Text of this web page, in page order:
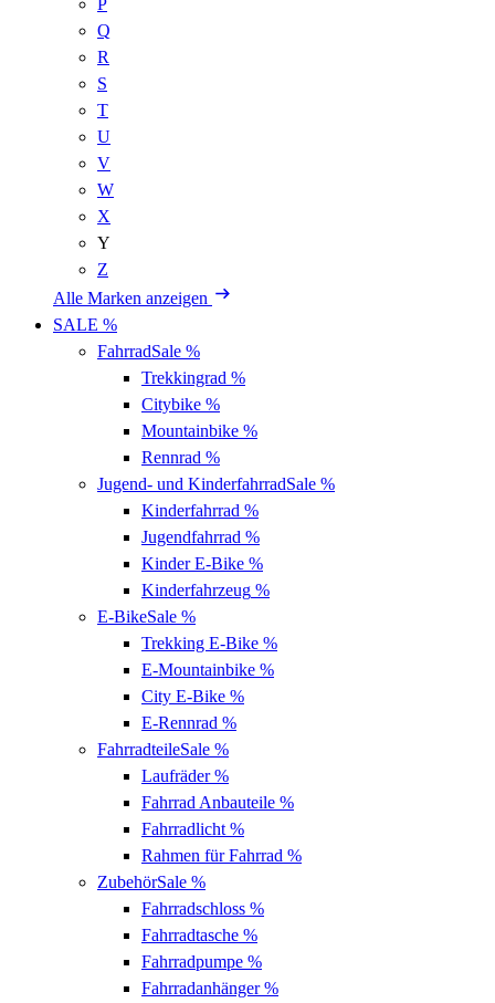
Q
R
S
T
U
V
W
X
Y
Z
Alle Marken anzeigen
SALE %
FahrradSale %
Trekkingrad %
Citybike %
Mountainbike %
Rennrad %
Jugend- und KinderfahrradSale %
Kinderfahrrad %
Jugendfahrrad %
Kinder E-Bike %
Kinderfahrzeug %
E-BikeSale %
Trekking E-Bike %
E-Mountainbike %
City E-Bike %
E-Rennrad %
FahrradteileSale %
Laufräder%
Fahrrad Anbauteile %
Fahrradlicht %
Rahmen für Fahrrad %
ZubehörSale %
Fahrradschloss %
Fahrradtasche %
Fahrradpumpe %
Fahrradanhänger%